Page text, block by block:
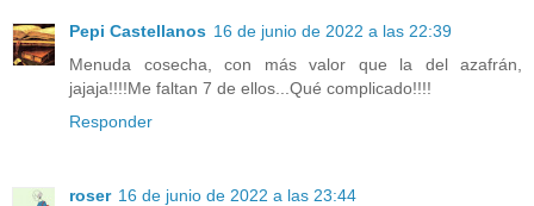
Pepi Castellanos 16 de junio de 2022 a las 22:39
Menuda cosecha, con más valor que la del azafrán,
jajaja!!!!Me faltan 7 de ellos...Qué complicado!!!!
Responder
roser 16 de junio de 2022 a las 23:44